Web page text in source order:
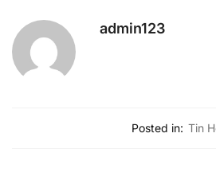
admin123
Posted in: Tin